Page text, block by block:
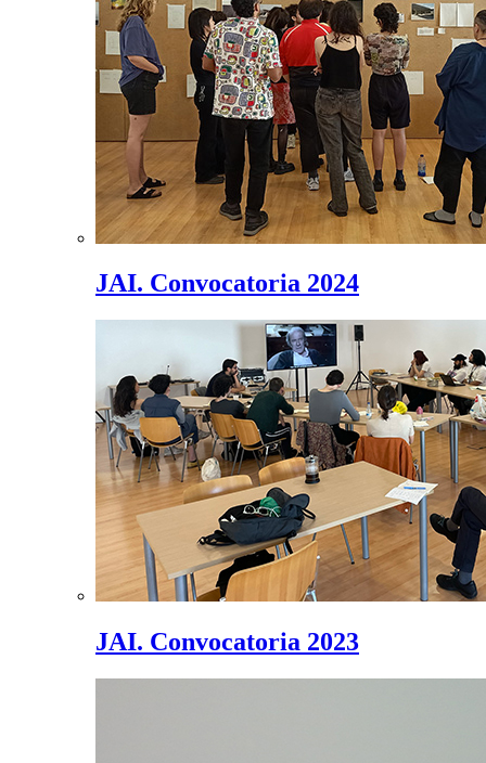
JAI. Convocatoria 2024
JAI. Convocatoria 2023